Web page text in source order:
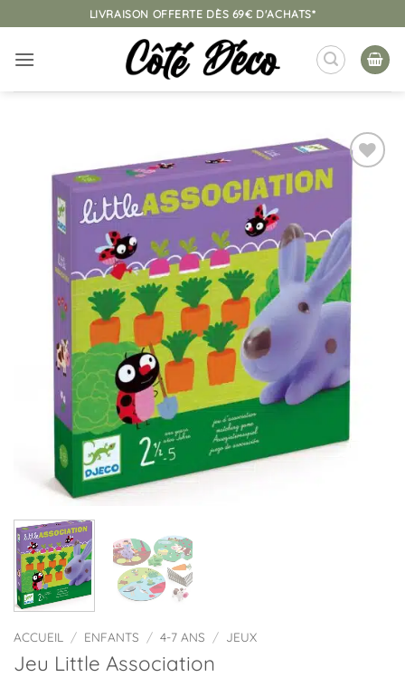
au
contenu
LIVRAISON OFFERTE DÈS 69€ D'ACHATS*
liste
d’envies
ACCUEIL / ENFANTS / 4-7 ANS / JEUX
Jeu Little Association